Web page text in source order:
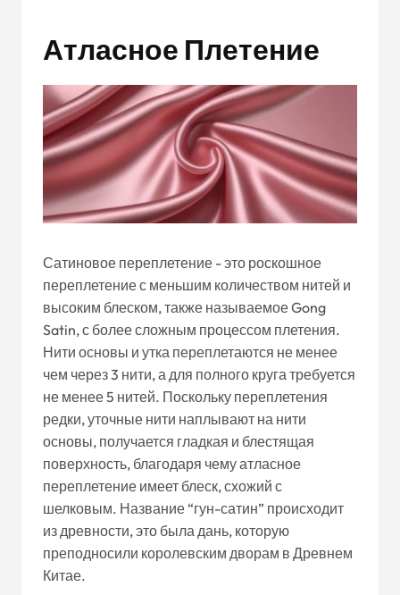
Атласное Плетение
Сатиновое переплетение - это роскошное
переплетение с меньшим количеством нитей и
высоким блеском, также называемое Gong
Satin, с более сложным процессом плетения.
Нити основы и утка переплетаются не менее
чем через 3 нити, а для полного круга требуется
не менее 5 нитей. Поскольку переплетения
редки, уточные нити наплывают на нити
основы, получается гладкая и блестящая
поверхность, благодаря чему атласное
переплетение имеет блеск, схожий с
шелковым. Название “гун-сатин” происходит
из древности, это была дань, которую
преподносили королевским дворам в Древнем
Китае.